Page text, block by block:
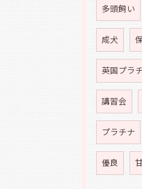
多頭飼い
成犬
英国プラ
講習会
プラチナ
優良